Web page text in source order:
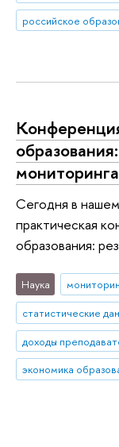
российское
Сегодня в
практическая
образования:
Наука
статистические
доходы
экономика